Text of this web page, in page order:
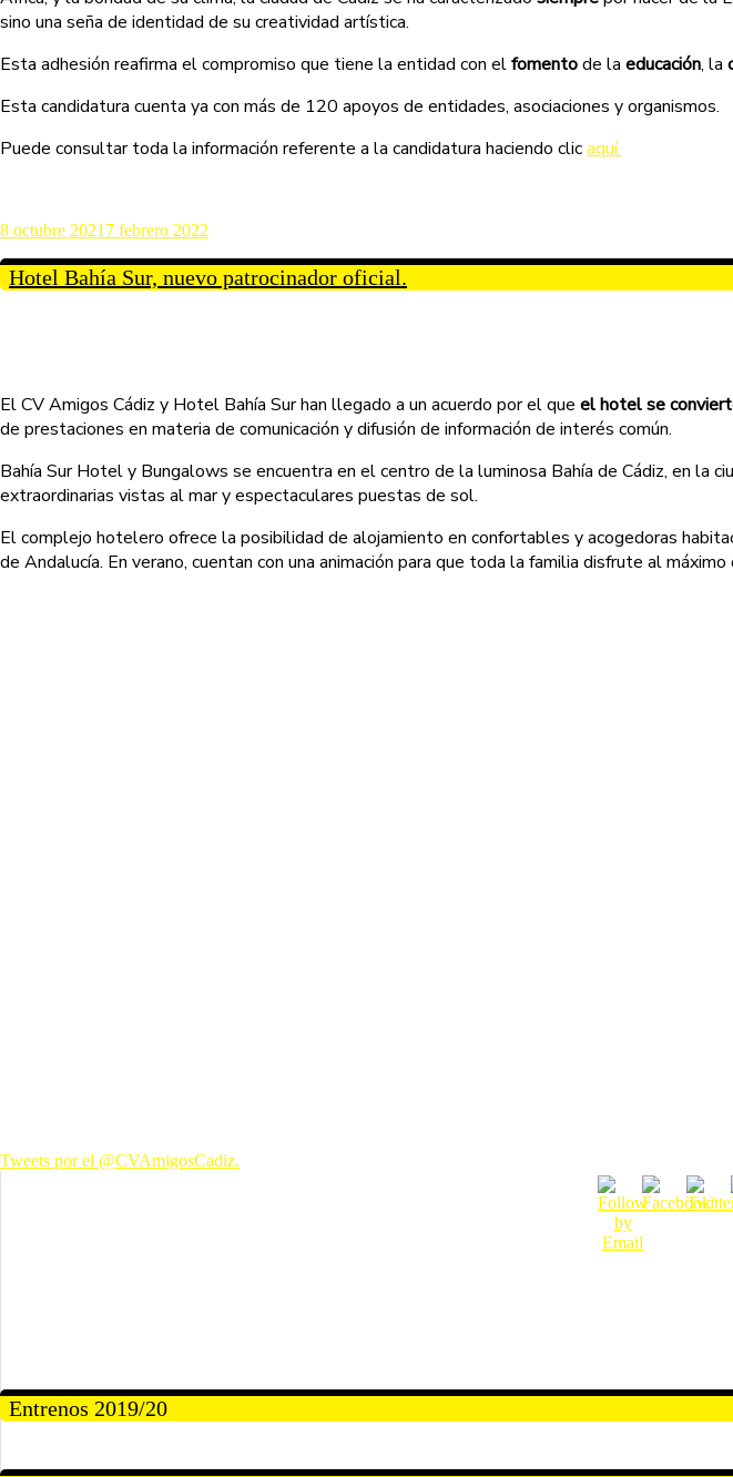
sino una seña de identidad de su creatividad artística.
Esta adhesión reafirma el compromiso que tiene la entidad con elfomentode la educación, la
Esta candidatura cuenta ya con más de 120 apoyos de entidades, asociaciones y organismos.
Puede consultar toda la información referente a la candidatura haciendo clicaquí.
8 octubre 2021 7 febrero 2022
Hotel Bahía Sur, nuevo patrocinador oficial.
El CV Amigos Cádiz y Hotel Bahía Sur han llegado a un acuerdo por el que el hotel se
de prestaciones en materia de comunicación y difusión de información de interés común.
Bahía Sur Hotel y Bungalows se encuentra en el centro de la luminosa Bahía de Cádiz, en la
extraordinarias vistas al mar y espectaculares puestas de sol.
El complejo hotelero ofrece la posibilidad de alojamiento en confortables y acogedoras
de Andalucía. En verano, cuentan con una animación para que toda la familia disfrute al
Tweets por el @CVAmigosCadiz.
Entrenos 2019/20